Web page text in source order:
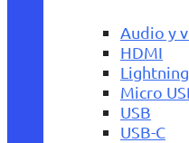
Audio y
HDMI
Lightning
Micro
USB
USB-C